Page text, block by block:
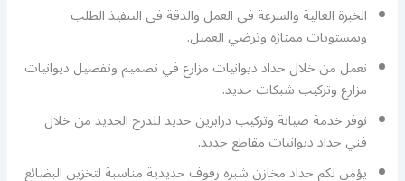
الخبرة العالية والسرعة في العمل والدقة في التنفيذ الطلب
وبمستويات ممتازة وترضي العميل.
نعمل من خلال حداد ديوانيات مزارع في تصميم وتفصيل ديوانيات
مزارع وتركيب شبكات حديد.
نوفر خدمة صيانة وتركيب درابزين حديد للدرج الحديد من خلال
فني حداد ديوانيات مقاطع حديد.
يؤمن لكم حداد مخازن شبره رفوف حديدية مناسبة لتخزين البضائع